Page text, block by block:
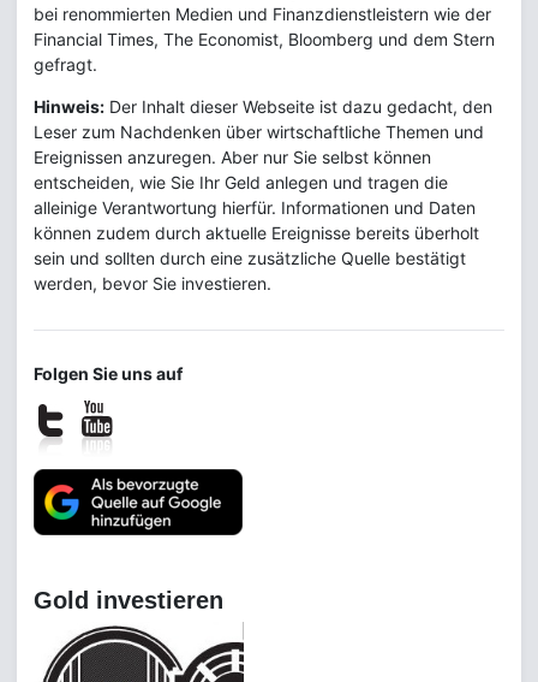
bei renommierten Medien und Finanzdienstleistern wie der
Financial Times, The Economist, Bloomberg und dem Stern
gefragt.
Hinweis: Der Inhalt dieser Webseite ist dazu gedacht, den
Leser zum Nachdenken über wirtschaftliche Themen und
Ereignissen anzuregen. Aber nur Sie selbst können
entscheiden, wie Sie Ihr Geld anlegen und tragen die
alleinige Verantwortung hierfür. Informationen und Daten
können zudem durch aktuelle Ereignisse bereits überholt
sein und sollten durch eine zusätzliche Quelle bestätigt
werden, bevor Sie investieren.
Folgen Sie uns auf
Gold investieren